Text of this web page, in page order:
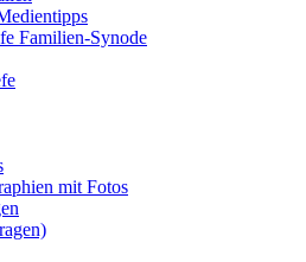
Familien-Synode
mit Fotos